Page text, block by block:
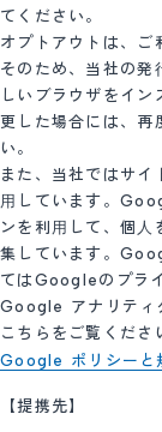
てください。
オプトアウトは、ご
そのため、当社の発
しいブラウザをイ
更した場合には、再
い。
また、当社ではサ
⽤しています。
ンを利⽤して、個⼈
集しています。
てはGoogleのプラ
Google アナリティ
こちらをご覧くださ
Google ポリシーと
【提携先】